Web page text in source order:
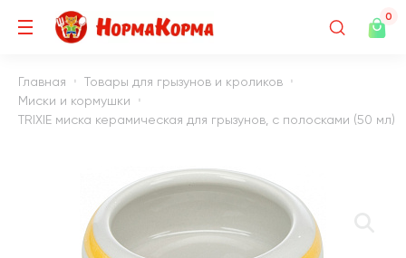
0
Главная
Товары для грызунов и кроликов
Миски и кормушки
TRIXIE миска керамическая для грызунов, с полосками (50 мл)